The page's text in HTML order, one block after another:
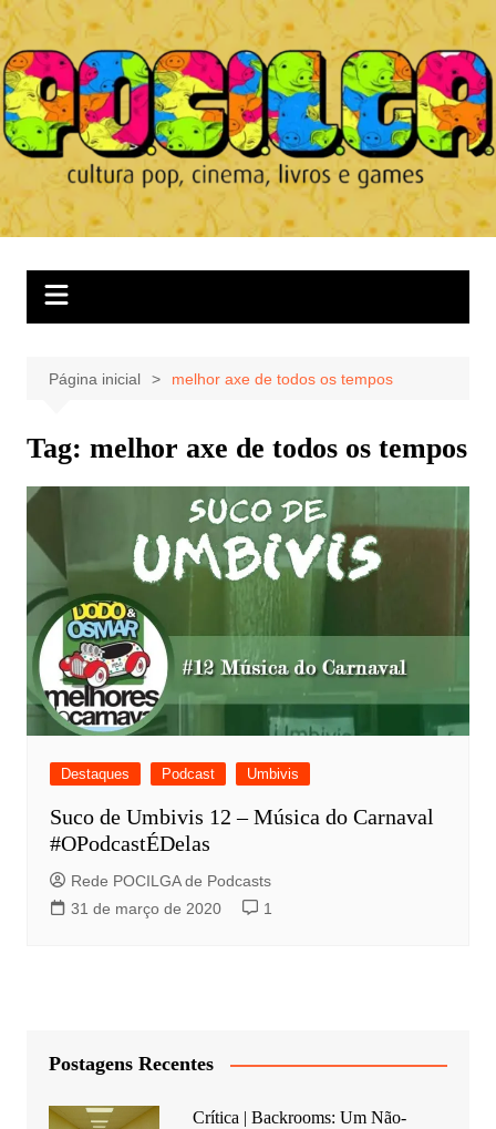
Ir
para
o
conteúdo
Página inicial melhor axe de todos os tempos
Tag: melhor axe de todos os tempos
Destaques Podcast Umbivis
Suco de Umbivis 12 – Música do Carnaval
#OPodcastÉDelas
Rede POCILGA de Podcasts
31 de março de 2020
1
Postagens Recentes
Crítica | Backrooms: Um Não-